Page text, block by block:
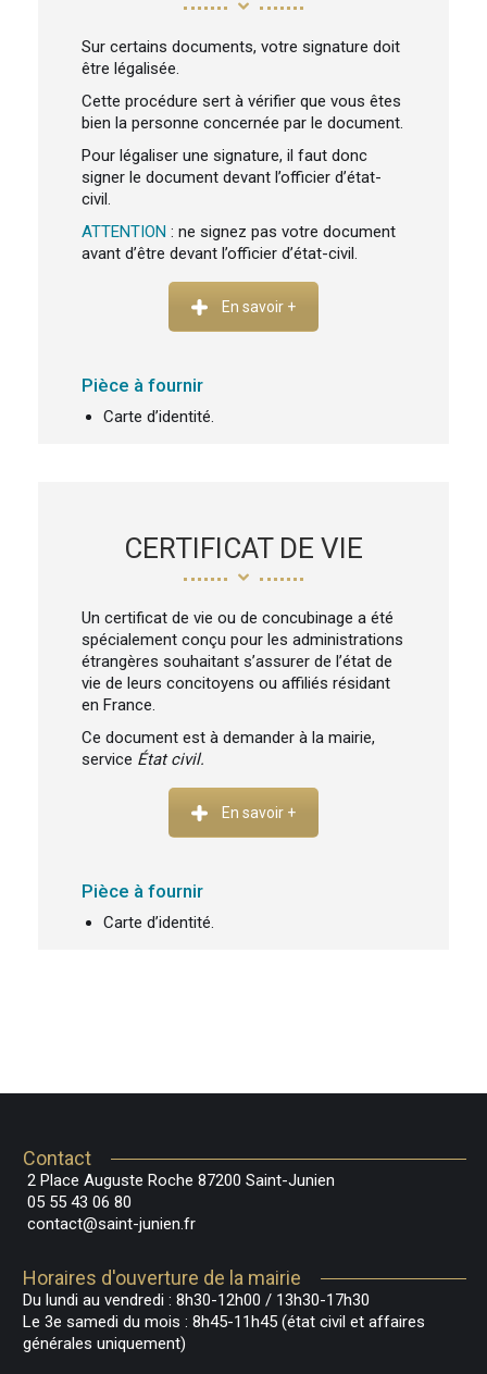
Sur certains documents, votre signature doit
être légalisée.
Cette procédure sert à vérifier que vous êtes
bien la personne concernée par le document.
Pour légaliser une signature, il faut donc
signer le document devant l’officier d’état-
civil.
ATTENTION : ne signez pas votre document
avant d’être devant l’officier d’état-civil.
En savoir +
Pièce à fournir
Carte d’identité.
CERTIFICAT DE VIE
Un certificat de vie ou de concubinage a été
spécialement conçu pour les administrations
étrangères souhaitant s’assurer de l’état de
vie de leurs concitoyens ou affiliés résidant
en France.
Ce document est à demander à la mairie,
service État civil.
En savoir +
Pièce à fournir
Carte d’identité.
Contact
2 Place Auguste Roche 87200 Saint-Junien
05 55 43 06 80
contact@saint-junien.fr
Horaires d'ouverture de la mairie
Du lundi au vendredi : 8h30-12h00 / 13h30-17h30
Le 3e samedi du mois : 8h45-11h45 (état civil et affaires
générales uniquement)